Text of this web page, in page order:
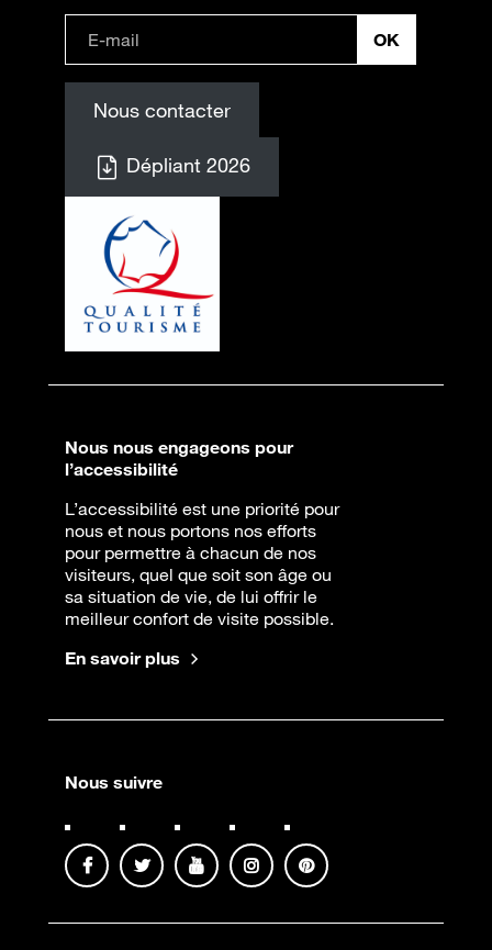
Nous contacter
Dépliant 2026
Nous nous engageons pour
l’accessibilité
L’accessibilité est une priorité pour
nous et nous portons nos efforts
pour permettre à chacun de nos
visiteurs, quel que soit son âge ou
sa situation de vie, de lui offrir le
meilleur confort de visite possible.
En savoir plus
Nous suivre